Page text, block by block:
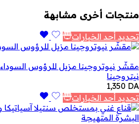
منتجات أخرى مشابهة
تحديد أحد الخيارات
مقشّر نيوتروجينا مزيل للرؤوس السوداء
نيتروجينا
1,350 DA
تحديد أحد الخيارات